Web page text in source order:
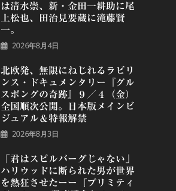
は清水崇、新・金田一耕助に尾
上松也、田治見要蔵に滝藤賢
一。
2026年8月4日
北欧発、無限にねじれるラビリ
ンス・ドキュメンタリー『グル
スポングの奇跡』９／４（金）
全国順次公開。日本版メインビ
ジュアル＆特報解禁
2026年8月3日
「君はスピルバーグじゃない」
ハリウッドに断られた男が世界
を熱狂させたーー『プリミティ